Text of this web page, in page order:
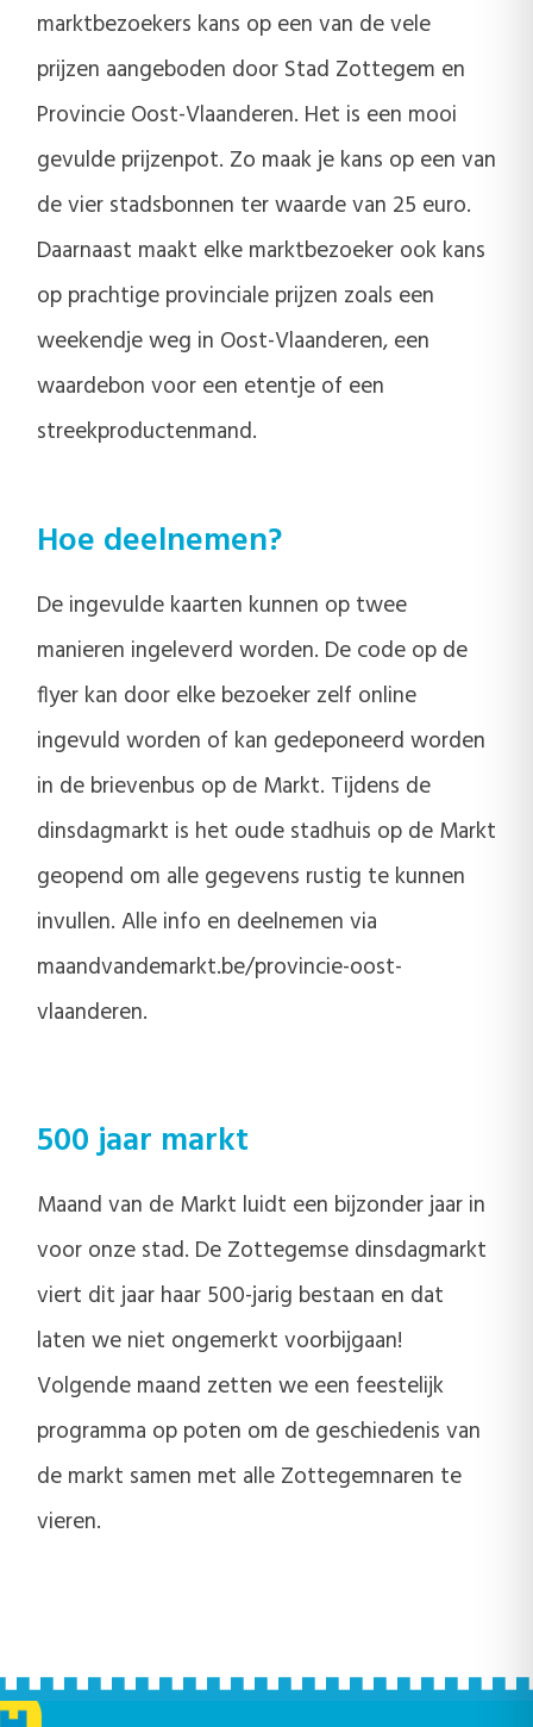
marktbezoekers kans op een van de vele
prijzen aangeboden door Stad Zottegem en
Provincie Oost-Vlaanderen. Het is een mooi
gevulde prijzenpot. Zo maak je kans op een van
de vier stadsbonnen ter waarde van 25 euro.
Daarnaast maakt elke marktbezoeker ook kans
op prachtige provinciale prijzen zoals een
weekendje weg in Oost-Vlaanderen, een
waardebon voor een etentje of een
streekproductenmand.
Hoe deelnemen?
De ingevulde kaarten kunnen op twee
manieren ingeleverd worden. De code op de
flyer kan door elke bezoeker zelf online
ingevuld worden of kan gedeponeerd worden
in de brievenbus op de Markt. Tijdens de
dinsdagmarkt is het oude stadhuis op de Markt
geopend om alle gegevens rustig te kunnen
invullen. Alle info en deelnemen via
maandvandemarkt.be/provincie-oost-
vlaanderen.
500 jaar markt
Maand van de Markt luidt een bijzonder jaar in
voor onze stad. De Zottegemse dinsdagmarkt
viert dit jaar haar 500-jarig bestaan en dat
laten we niet ongemerkt voorbijgaan!
Volgende maand zetten we een feestelijk
programma op poten om de geschiedenis van
de markt samen met alle Zottegemnaren te
vieren.